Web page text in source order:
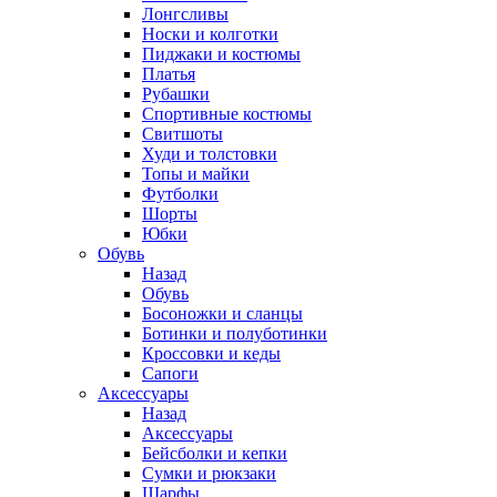
Лонгсливы
Носки и колготки
Пиджаки и костюмы
Платья
Рубашки
Спортивные костюмы
Свитшоты
Худи и толстовки
Топы и майки
Футболки
Шорты
Юбки
Обувь
Назад
Обувь
Босоножки и сланцы
Ботинки и полуботинки
Кроссовки и кеды
Сапоги
Аксессуары
Назад
Аксессуары
Бейсболки и кепки
Сумки и рюкзаки
Шарфы